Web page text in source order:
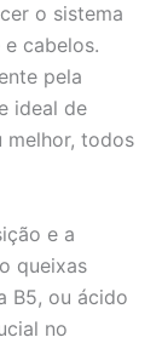
o sistema
cabelos.
pela
ideal de
melhor, todos
e a
queixas
B5, ou ácido
no